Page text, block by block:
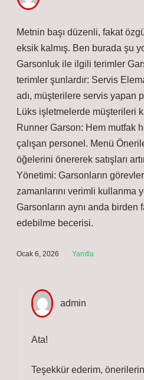
Metnin başı düzenli, fakat
eksik kalmış. Ben burada şu
Garsonluk ile ilgili terimler
terimler şunlardır: Servis
adı, müşterilere servis yapan
Lüks işletmelerde müşterileri
Runner Garson: Hem mutfak
çalışan personel. Menü
öğelerini önererek satışları
Yönetimi: Garsonların
zamanlarını verimli kullanma
Garsonların aynı anda birden
edebilme becerisi.
Ocak 6, 2026 Yanıtla
Ata!
Teşekkür ederim,